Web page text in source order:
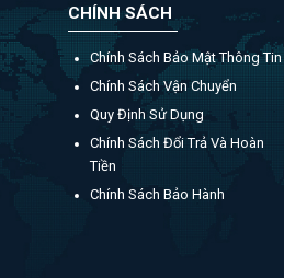
CHÍNH SÁCH
Chính Sách Bảo Mật Thông Tin
Chính Sách Vận Chuyển
Quy Định Sử Dụng
Chính Sách Đổi Trả Và Hoàn
Tiền
Chính Sách Bảo Hành